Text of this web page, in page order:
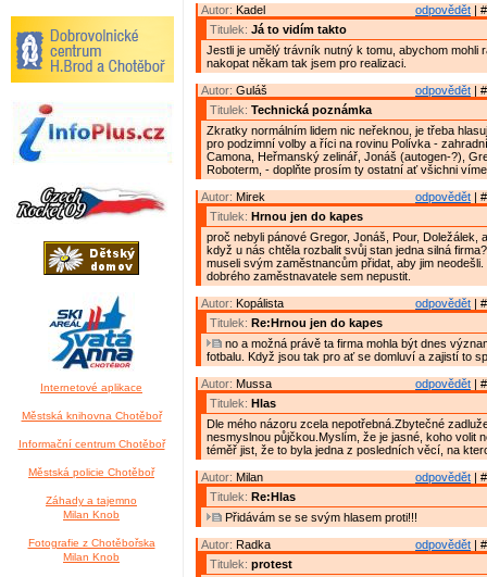
Internetové aplikace
Městská knihovna Chotěboř
Informační centrum Chotěboř
Městská policie Chotěboř
Záhady a tajemno
Milan Knob
Fotografie z Chotěbořska
Milan Knob
odpovědět |
Autor: Kadel
Titulek: Já to vidím takto
Jestli je umělý trávník nutný k tomu, abychom mohli
nakopat někam tak jsem pro realizaci.
odpovědět |
Autor: Guláš
Titulek: Technická poznámka
Zkratky normálním lidem nic neřeknou, je třeba
pro podzimní volby a říci na rovinu Polívka -
Camona, Heřmanský zelinář, Jonáš (autogen-?),
Roboterm, - doplňte prosím ty ostatní ať všichni
odpovědět |
Autor: Mirek
Titulek: Hrnou jen do kapes
proč nebyli pánové Gregor, Jonáš, Pour, Doležálek,
když u nás chtěla rozbalit svůj stan jedna silná
museli svým zaměstnancům přidat, aby jim neodešli.
dobrého zaměstnavatele sem nepustit.
odpovědět |
Autor: Kopálista
Titulek: Re:Hrnou jen do kapes
no a možná právě ta firma mohla být dnes
fotbalu. Když jsou tak pro ať se domluví a zajistí to
odpovědět |
Autor: Mussa
Titulek: Hlas
Dle mého názoru zcela nepotřebná.Zbytečné
nesmyslnou půjčkou.Myslím, že je jasné, koho volit
téměř jist, že to byla jedna z posledních věcí, na
odpovědět |
Autor: Milan
Titulek: Re:Hlas
Přidávám se se svým hlasem proti!!!
odpovědět |
Autor: Radka
Titulek: protest